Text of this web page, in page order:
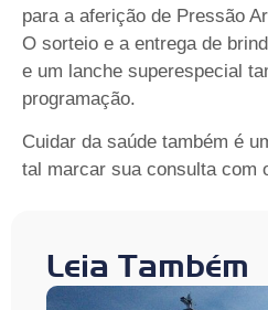
para a aferição de Pressão
O sorteio e a entrega de
e um lanche superespecial
programação.
Cuidar da saúde também é
tal marcar sua consulta com
Leia Também